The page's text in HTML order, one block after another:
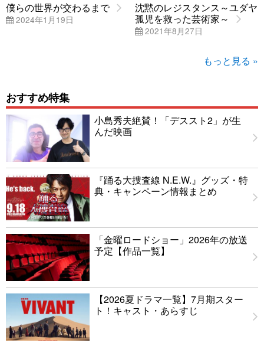
僕らの世界が交わるまで
2024年1月19日
沈黙のレジスタンス～ユダヤ
孤児を救った芸術家～
2021年8月27日
もっと見る »
おすすめ特集
小島秀夫絶賛！「デススト2」が生
んだ映画
『踊る大捜査線 N.E.W.』グッズ・特
典・キャンペーン情報まとめ
「金曜ロードショー」2026年の放送
予定【作品一覧】
【2026夏ドラマ一覧】7月期スター
ト！キャスト・あらすじ